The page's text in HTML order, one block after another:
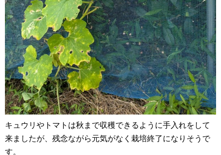
キュウリやトマトは秋まで収穫できるように手入れをして
来ましたが、残念ながら元気がなく栽培終了になりそうで
す。